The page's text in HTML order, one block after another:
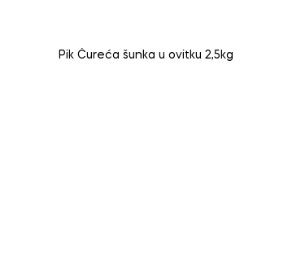
Pik Ćureća šunka u ovitku 2,5kg